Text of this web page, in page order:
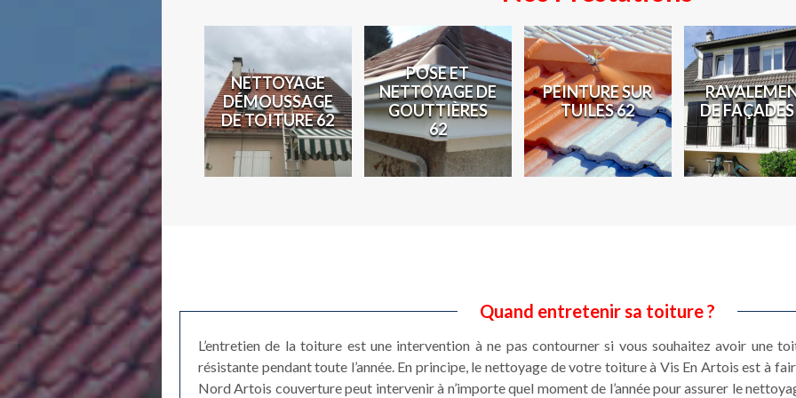
COUVREUR 62
NETTOYAGE
DÉMOUSSAGE
DE TOITURE 62
POSE ET
NETTOYAGE DE
GOUTTIÈRES
62
PEINTURE SUR
TUILES 62
DE
Quand entretenir sa toiture ?
L’entretien de la toiture est une intervention à ne pas contourner si vous souhaitez avoir une
résistante pendant toute l’année. En principe, le nettoyage de votre toiture à Vis En Artois est à
Nord Artois couverture peut intervenir à n’importe quel moment de l’année pour assurer le